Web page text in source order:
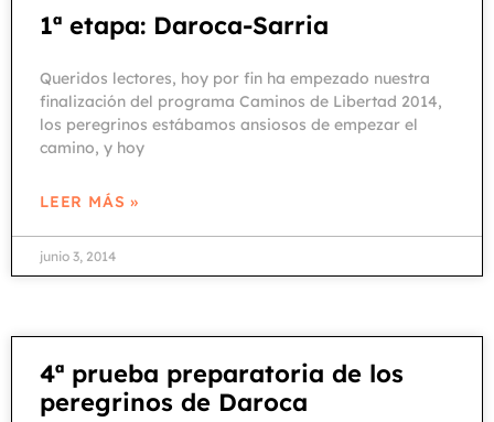
1ª etapa: Daroca-Sarria
Queridos lectores, hoy por fin ha empezado nuestra
finalización del programa Caminos de Libertad 2014,
los peregrinos estábamos ansiosos de empezar el
camino, y hoy
LEER MÁS »
junio 3, 2014
4ª prueba preparatoria de los
peregrinos de Daroca